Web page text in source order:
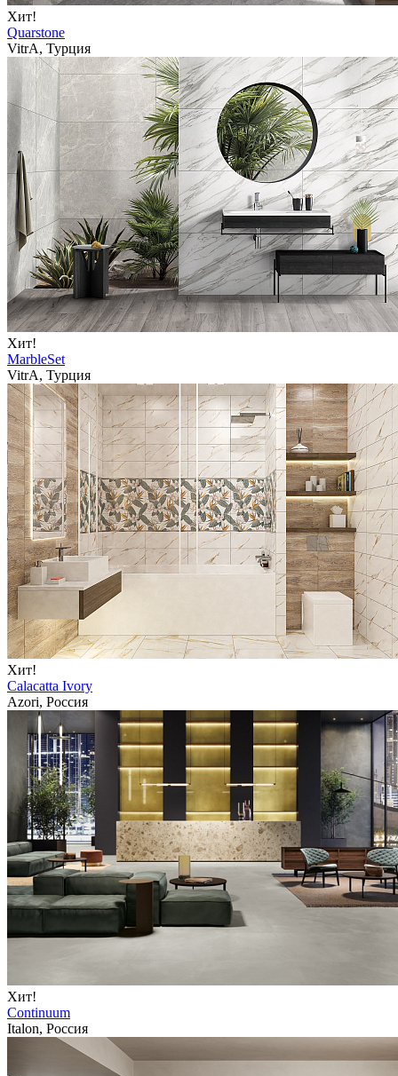
Хит!
Quarstone
VitrA, Турция
Хит!
MarbleSet
VitrA, Турция
Хит!
Calacatta Ivory
Azori, Россия
Хит!
Continuum
Italon, Россия